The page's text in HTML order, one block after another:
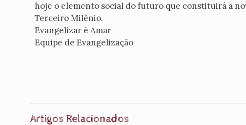
hoje o elemento social do futuro que constituirá a
Terceiro Milênio.
Evangelizar é Amar
Equipe de Evangelização
Artigos Relacionados